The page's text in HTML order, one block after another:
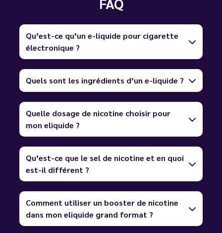
Qu’est-ce qu’un e-liquide pour cigarette
électronique ?
Quels sont les ingrédients d’un e-liquide ?
Quelle dosage de nicotine choisir pour
mon eliquide ?
Qu’est-ce que le sel de nicotine et en quoi
est-il différent ?
Comment utiliser un booster de nicotine
dans mon eliquide grand format ?